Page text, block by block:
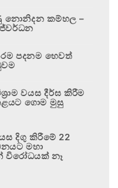
නොනිදන කම්හල –
පදනම හෙවත්
වයස දීර්ඝ කිරීම
ගොම මුසු
දිගු කිරීමේ 22
මහා
විරෝධයක් නෑ